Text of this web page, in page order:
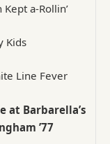
Kept a-Rollin’
Kids
Line Fever
at Barbarella’s
’77